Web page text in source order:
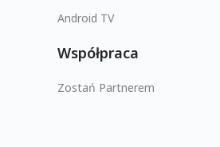
Android TV
Współpraca
Zostań Partnerem